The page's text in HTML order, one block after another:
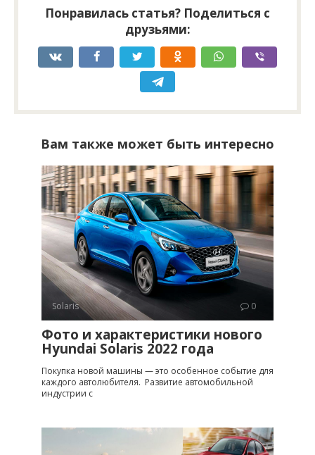
Понравилась статья? Поделиться с
друзьями:
Вам также может быть интересно
Solaris 0
Фото и характеристики нового
Hyundai Solaris 2022 года
Покупка новой машины — это особенное событие для
каждого автолюбителя. Развитие автомобильной
индустрии с